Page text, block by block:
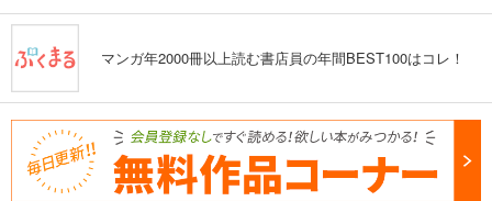
マンガ年2000冊以上読む書店員の年間BEST100はコレ！